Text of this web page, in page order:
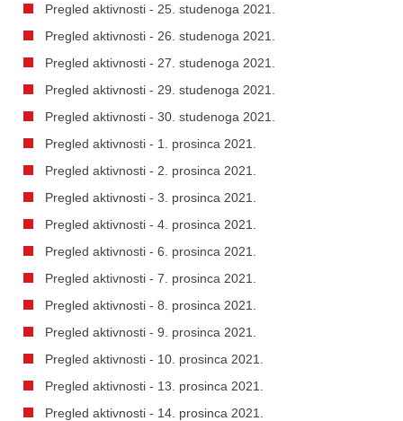
Pregled aktivnosti - 25. studenoga 2021.
Pregled aktivnosti - 26. studenoga 2021.
Pregled aktivnosti - 27. studenoga 2021.
Pregled aktivnosti - 29. studenoga 2021.
Pregled aktivnosti - 30. studenoga 2021.
Pregled aktivnosti - 1. prosinca 2021.
Pregled aktivnosti - 2. prosinca 2021.
Pregled aktivnosti - 3. prosinca 2021.
Pregled aktivnosti - 4. prosinca 2021.
Pregled aktivnosti - 6. prosinca 2021.
Pregled aktivnosti - 7. prosinca 2021.
Pregled aktivnosti - 8. prosinca 2021.
Pregled aktivnosti - 9. prosinca 2021.
Pregled aktivnosti - 10. prosinca 2021.
Pregled aktivnosti - 13. prosinca 2021.
Pregled aktivnosti - 14. prosinca 2021.